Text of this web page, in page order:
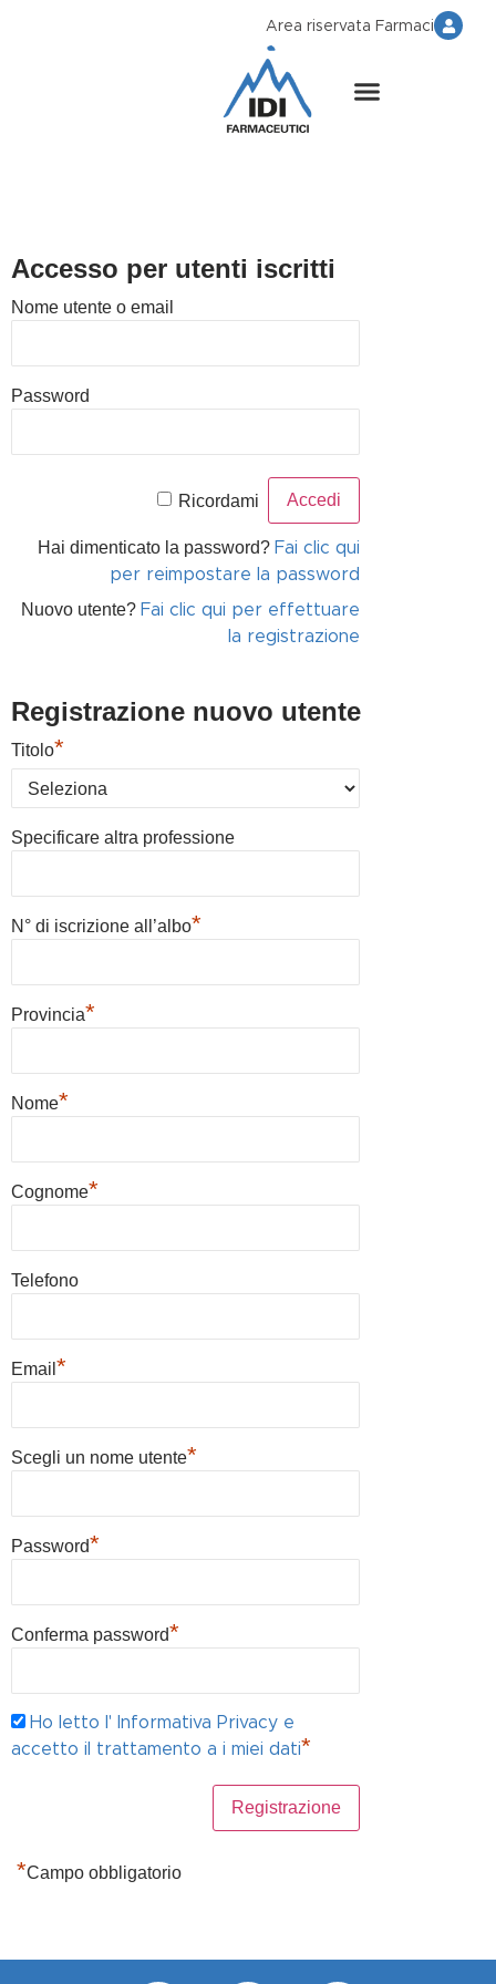
Area riservata Farmaci
Accesso per utenti iscritti
Nome utente o email
Password
Ricordami
Hai dimenticato la password? Fai clic qui
per reimpostare la password
Nuovo utente? Fai clic qui per effettuare
la registrazione
Registrazione nuovo utente
Titolo*
Specificare altra professione
N° di iscrizione all’albo*
Provincia*
Nome*
Cognome*
Telefono
Email *
Scegli un nome utente*
Password*
Conferma password*
Ho letto l' Informativa Privacy e
accetto il trattamento a i miei dati*
*Campo obbligatorio